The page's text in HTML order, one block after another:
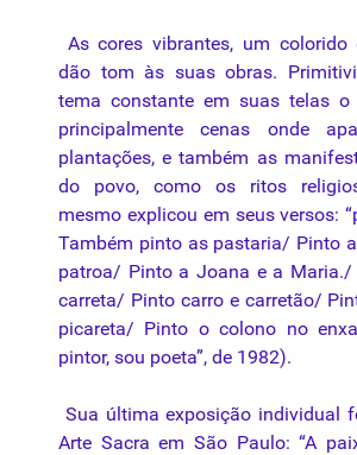
As cores vibrantes, um colorido
dão tom às suas obras.
tema constante em suas telas o
principalmente cenas onde
plantações, e também as
do povo, como os ritos
mesmo explicou em seus versos:
Também pinto as pastaria/ Pinto
patroa/ Pinto a Joana e a Maria./
carreta/ Pinto carro e carretão/
picareta/ Pinto o colono no
pintor, sou poeta”, de 1982).
Sua última exposição individual
Arte Sacra em São Paulo: “A